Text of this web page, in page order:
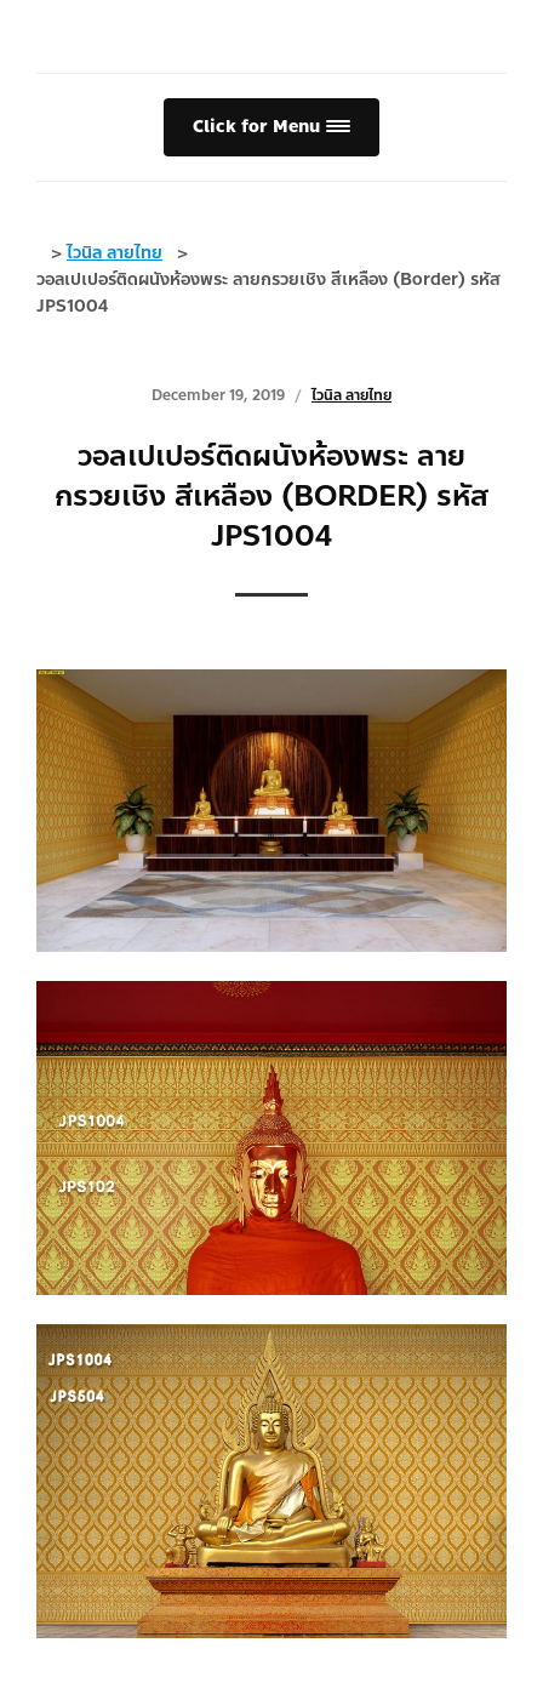
Click for Menu
>ไวนิล ลายไทย
>
วอลเปเปอร์ติดผนังห้องพระ ลายกรวยเชิง สีเหลือง (Border) รหัส
JPS1004
December 19, 2019 ไวนิล ลายไทย
วอลเปเปอร์ติดผนังห้องพระ ลาย
กรวยเชิง สีเหลือง (BORDER) รหัส
JPS1004